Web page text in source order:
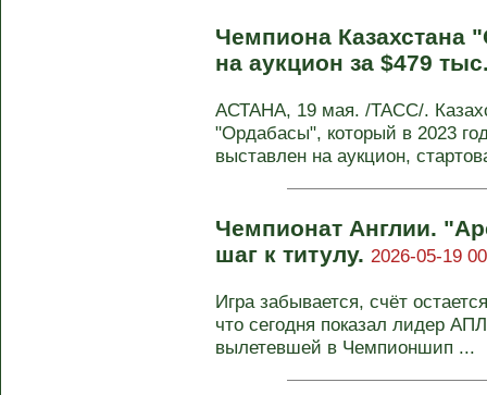
Чемпиона Казахстана
на аукцион за $479
АСТАНА, 19 мая. /ТАСС/.
"Ордабасы", который в 2023
выставлен на аукцион,
Чемпионат Англии.
шаг к титулу. 2026-05-19
Игра забывается, счёт
что сегодня показал лидер
вылетевшей в Чемпионшип ...